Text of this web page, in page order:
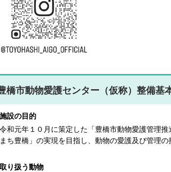
橋市動物愛護センター（仮称）整備基
設の目的
元年１０月に策定した「豊橋市動物愛護管理推
ち豊橋」の実現を目指し、動物の愛護及び管理
り扱う動物